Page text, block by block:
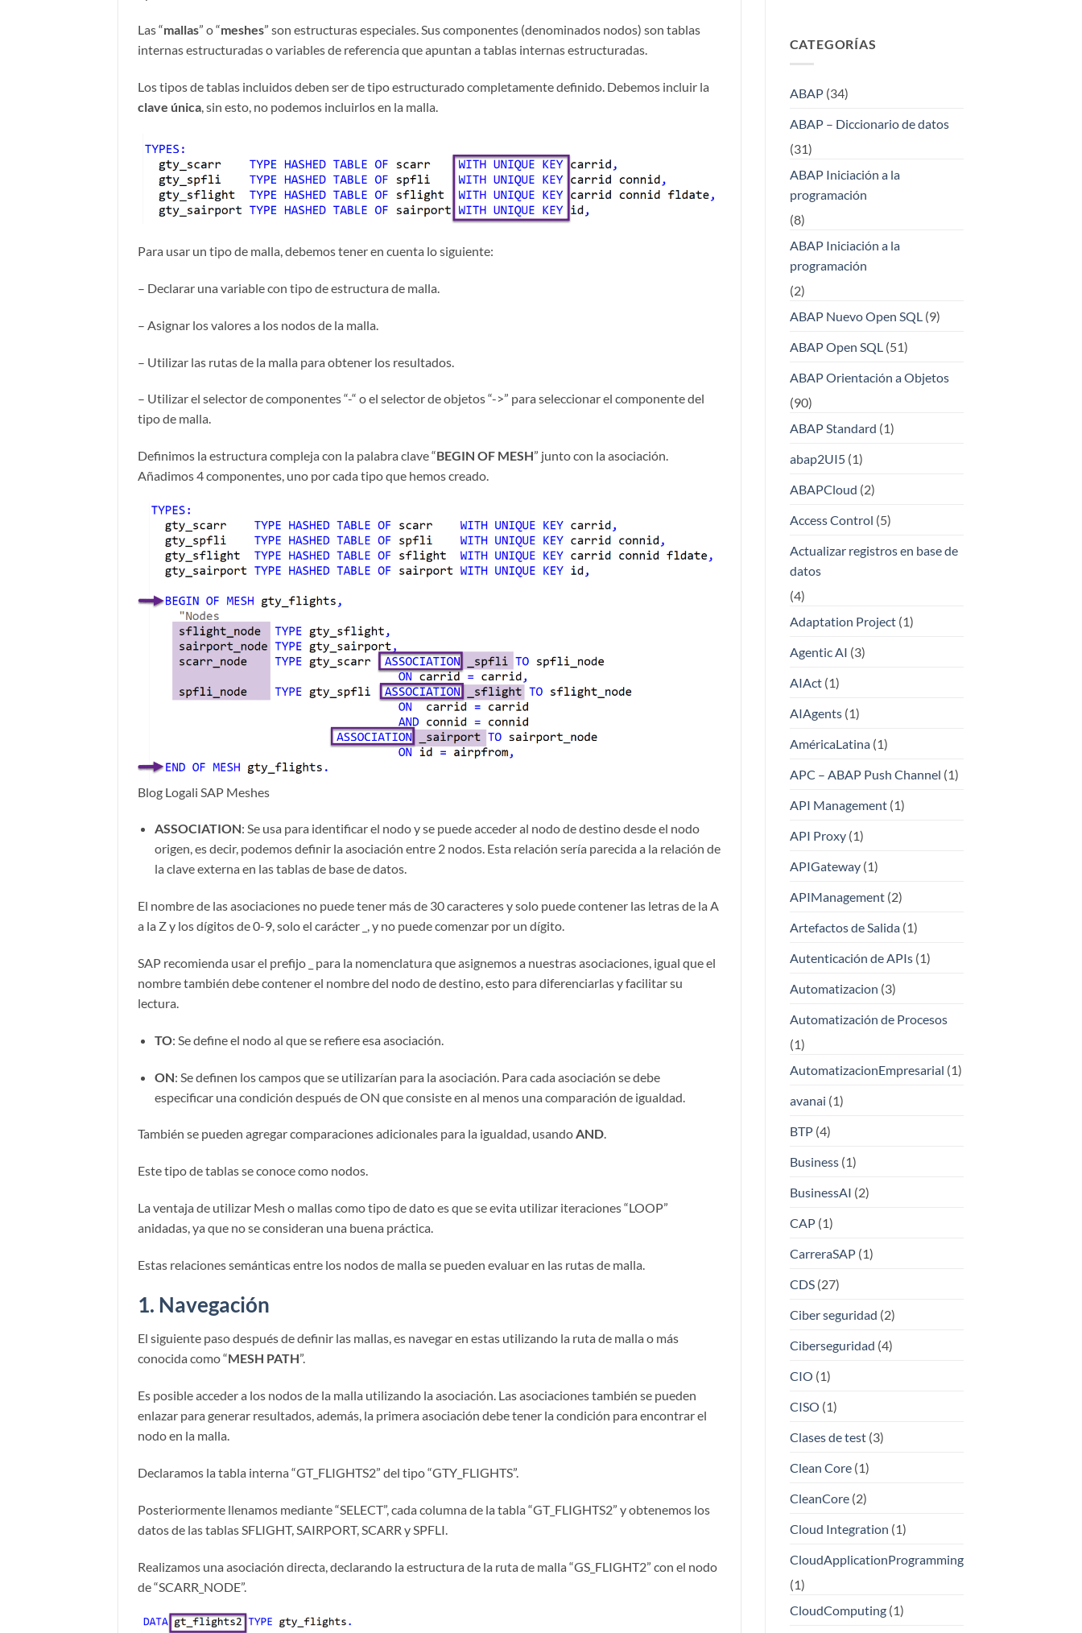
Las “mallas” o “meshes” son estructuras especiales. Sus componentes (denominados nodos) son tablas
internas estructuradas o variables de referencia que apuntan a tablas internas estructuradas.
Los tipos de tablas incluidos deben ser de tipo estructurado completamente definido. Debemos incluir la
clave única, sin esto, no podemos incluirlos en la malla.
Para usar un tipo de malla, debemos tener en cuenta lo siguiente:
– Declarar una variable con tipo de estructura de malla.
– Asignar los valores a los nodos de la malla.
– Utilizar las rutas de la malla para obtener los resultados.
– Utilizar el selector de componentes “-“ o el selector de objetos “->” para seleccionar el componente del
tipo de malla.
Definimos la estructura compleja con la palabra clave “BEGIN OF MESH” junto con la asociación.
Añadimos 4 componentes, uno por cada tipo que hemos creado.
Blog Logali SAP Meshes
ASSOCIATION: Se usa para identificar el nodo y se puede acceder al nodo de destino desde el nodo
origen, es decir, podemos definir la asociación entre 2 nodos. Esta relación sería parecida a la relación de
la clave externa en las tablas de base de datos.
El nombre de las asociaciones no puede tener más de 30 caracteres y solo puede contener las letras de la A
a la Z y los dígitos de 0-9, solo el carácter _, y no puede comenzar por un dígito.
SAP recomienda usar el prefijo _ para la nomenclatura que asignemos a nuestras asociaciones, igual que el
nombre también debe contener el nombre del nodo de destino, esto para diferenciarlas y facilitar su
lectura.
TO: Se define el nodo al que se refiere esa asociación.
ON: Se definen los campos que se utilizarían para la asociación. Para cada asociación se debe
especificar una condición después de ON que consiste en al menos una comparación de igualdad.
También se pueden agregar comparaciones adicionales para la igualdad, usandoAND.
Este tipo de tablas se conoce como nodos.
La ventaja de utilizar Mesh o mallas como tipo de dato es que se evita utilizar iteraciones “LOOP”
anidadas, ya que no se consideran una buena práctica.
Estas relaciones semánticas entre los nodos de malla se pueden evaluar en las rutas de malla.
1. Navegación
El siguiente paso después de definir las mallas, es navegar en estas utilizando la ruta de malla o más
conocida como “MESH PATH”.
Es posible acceder a los nodos de la malla utilizando la asociación. Las asociaciones también se pueden
enlazar para generar resultados, además, la primera asociación debe tener la condición para encontrar el
nodo en la malla.
Declaramos la tabla interna “GT_FLIGHTS2” del tipo “GTY_FLIGHTS”.
Posteriormente llenamos mediante “SELECT”, cada columna de la tabla “GT_FLIGHTS2” y obtenemos los
datos de las tablas SFLIGHT, SAIRPORT, SCARR y SPFLI.
Realizamos una asociación directa, declarando la estructura de la ruta de malla “GS_FLIGHT2” con el nodo
de “SCARR_NODE”.
CATEGORÍAS
ABAP(34)
ABAP – Diccionario de datos
(31)
ABAP Iniciación a la
programación
(8)
ABAP Iniciación a la
programación
(2)
ABAP Nuevo Open SQL (9)
ABAP Open SQL (51)
ABAP Orientación a Objetos
(90)
ABAP Standard (1)
abap2UI5(1)
ABAPCloud (2)
Access Control (5)
Actualizar registros en base de
datos
(4)
Adaptation Project(1)
Agentic AI (3)
AIAct(1)
AIAgents(1)
AméricaLatina(1)
APC – ABAP Push Channel (1)
API Management(1)
API Proxy(1)
APIGateway(1)
APIManagement(2)
Artefactos de Salida(1)
Autenticación de APIs(1)
Automatizacion (3)
Automatización de Procesos
(1)
AutomatizacionEmpresarial (1)
avanai (1)
BTP(4)
Business(1)
BusinessAI (2)
CAP(1)
CarreraSAP(1)
CDS(27)
Ciber seguridad (2)
Ciberseguridad (4)
CIO (1)
CISO (1)
Clases de test(3)
Clean Core(1)
CleanCore(2)
Cloud Integration (1)
CloudApplicationProgramming
(1)
CloudComputing(1)